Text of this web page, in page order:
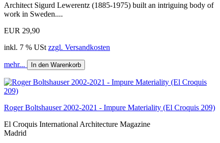
Architect Sigurd Lewerentz (1885-1975) built an intriguing body of
work in Sweden....
EUR 29,90
inkl. 7 % USt zzgl. Versandkosten
mehr... In den Warenkorb
Roger Boltshauser 2002-2021 - Impure Materiality (El Croquis 209)
El Croquis International Architecture Magazine
Madrid